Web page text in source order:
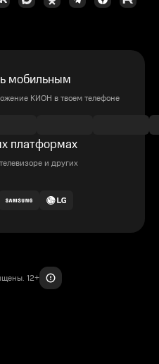
мобильным
КИОН в твоем телефоне
платформах
и других
12+